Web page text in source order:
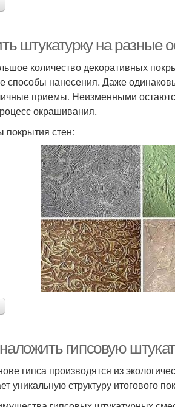
штукатурку на разные
количество декоративных
способы нанесения. Даже
приемы. Неизменными
окрашивания.
стен:
гипсовую
гипса производятся из
уникальную структуру итогового